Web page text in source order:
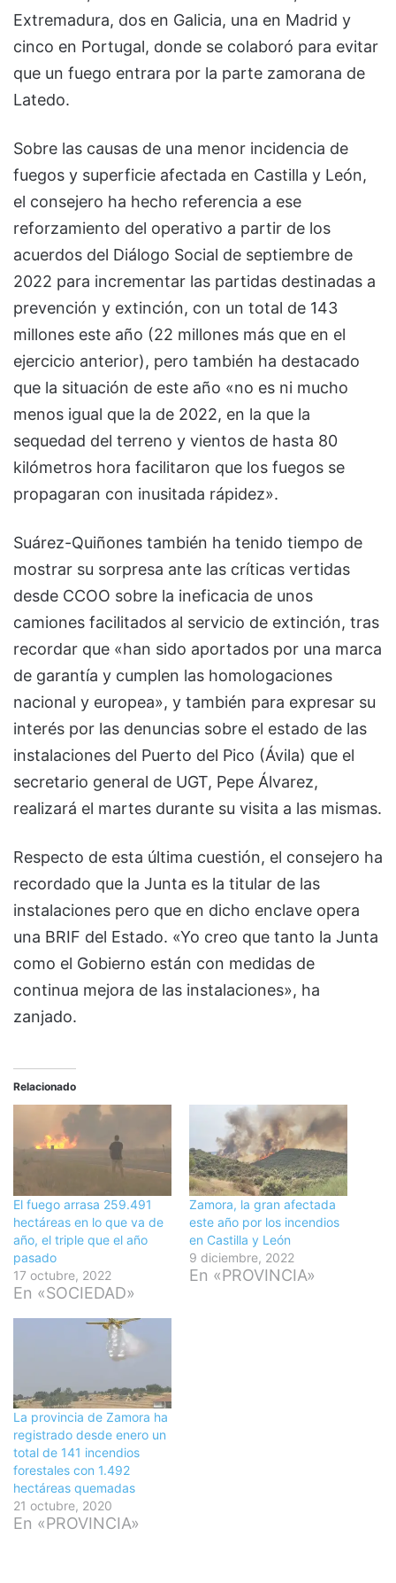
Extremadura, dos en Galicia, una en Madrid y
cinco en Portugal, donde se colaboró para evitar
que un fuego entrara por la parte zamorana de
Latedo.
Sobre las causas de una menor incidencia de
fuegos y superficie afectada en Castilla y León,
el consejero ha hecho referencia a ese
reforzamiento del operativo a partir de los
acuerdos del Diálogo Social de septiembre de
2022 para incrementar las partidas destinadas a
prevención y extinción, con un total de 143
millones este año (22 millones más que en el
ejercicio anterior), pero también ha destacado
que la situación de este año «no es ni mucho
menos igual que la de 2022, en la que la
sequedad del terreno y vientos de hasta 80
kilómetros hora facilitaron que los fuegos se
propagaran con inusitada rápidez».
Suárez-Quiñones también ha tenido tiempo de
mostrar su sorpresa ante las críticas vertidas
desde CCOO sobre la ineficacia de unos
camiones facilitados al servicio de extinción, tras
recordar que «han sido aportados por una marca
de garantía y cumplen las homologaciones
nacional y europea», y también para expresar su
interés por las denuncias sobre el estado de las
instalaciones del Puerto del Pico (Ávila) que el
secretario general de UGT, Pepe Álvarez,
realizará el martes durante su visita a las mismas.
Respecto de esta última cuestión, el consejero ha
recordado que la Junta es la titular de las
instalaciones pero que en dicho enclave opera
una BRIF del Estado. «Yo creo que tanto la Junta
como el Gobierno están con medidas de
continua mejora de las instalaciones», ha
zanjado.
Relacionado
El fuego arrasa 259.491
hectáreas en lo que va de
año, el triple que el año
pasado
17 octubre, 2022
En «SOCIEDAD»
Zamora, la gran afectada
este año por los incendios
en Castilla y León
9 diciembre, 2022
En «PROVINCIA»
La provincia de Zamora ha
registrado desde enero un
total de 141 incendios
forestales con 1.492
hectáreas quemadas
21 octubre, 2020
En «PROVINCIA»